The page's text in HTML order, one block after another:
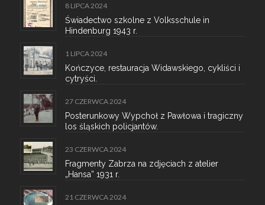
8 LIPCA 2024
Świadectwo szkolne z Volksschule in
Hindenburg 1943 r.
1 LIPCA 2024
Kończyce, restauracja Widawskiego, cykliści i
cytryści.
27 CZERWCA 2024
Posterunkowy Wypchoł z Pawłowa i tragiczny
los śląskich policjantów.
23 CZERWCA 2024
Fragmenty Zabrza na zdjęciach z atelier
„Hansa” 1931 r.
21 CZERWCA 2024